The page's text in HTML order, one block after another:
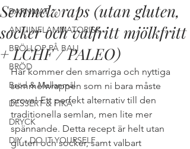
BARNMAT
ANTIINFLAMMATORISK
BRÖLLOP PÅ BALI
BRÖD
Bröd & Mellanmål
DESSERT & FIKA
DRYCK
DIY - DO IT YOURSELF
Semmelwraps (utan gluten,
socker och valfritt mjölkfritt
+ LCHF / PALEO)
Här kommer den smarriga och nyttiga
semmelwrappen som ni bara måste
prova! Ett perfekt alternativ till den
traditionella semlan, men lite mer
spännande. Detta recept är helt utan
gluten och socker, samt valbart